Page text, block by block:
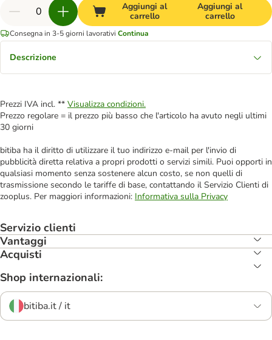
Aggiungi al
carrello
Aggiungi al
carrello
Consegna in 3-5 giorni lavorativi Continua
Descrizione
Prezzi IVA incl. ** Visualizza condizioni.
Prezzo regolare = il prezzo più basso che l'articolo ha avuto negli ultimi
30 giorni
bitiba ha il diritto di utilizzare il tuo indirizzo e-mail per l'invio di
pubblicità diretta relativa a propri prodotti o servizi simili. Puoi opporti in
qualsiasi momento senza sostenere alcun costo, se non quelli di
trasmissione secondo le tariffe di base, contattando il Servizio Clienti di
zooplus. Per maggiori informazioni: Informativa sulla Privacy
Servizio clienti
Vantaggi
Acquisti
Shop internazionali:
bitiba.it / it